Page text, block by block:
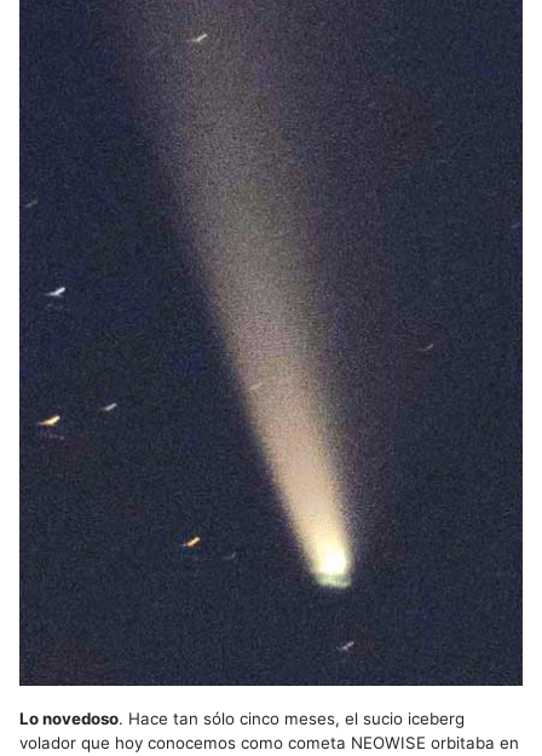
Lo novedoso. Hace tan sólo cinco meses, el sucio iceberg
volador que hoy conocemos como cometa NEOWISE orbitaba en